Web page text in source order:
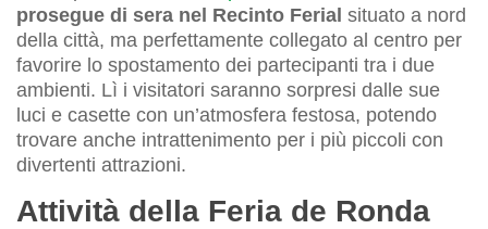
prosegue di sera nel Recinto Ferial situato a nord
della città, ma perfettamente collegato al centro per
favorire lo spostamento dei partecipanti tra i due
ambienti. Lì i visitatori saranno sorpresi dalle sue
luci e casette con un’atmosfera festosa, potendo
trovare anche intrattenimento per i più piccoli con
divertenti attrazioni.
Attività della Feria de Ronda